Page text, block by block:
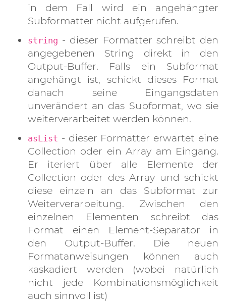
in dem Fall wird ein angehängter
Subformatter nicht aufgerufen.
string - dieser Formatter schreibt den
angegebenen String direkt in den
Output-Buffer. Falls ein Subformat
angehängt ist, schickt dieses Format
danach seine Eingangsdaten
unverändert an das Subformat, wo sie
weiterverarbeitet werden können.
asList - dieser Formatter erwartet eine
Collection oder ein Array am Eingang.
Er iteriert über alle Elemente der
Collection oder des Array und schickt
diese einzeln an das Subformat zur
Weiterverarbeitung. Zwischen den
einzelnen Elementen schreibt das
Format einen Element-Separator in
den Output-Buffer. Die neuen
Formatanweisungen können auch
kaskadiert werden (wobei natürlich
nicht jede Kombinationsmöglichkeit
auch sinnvoll ist)